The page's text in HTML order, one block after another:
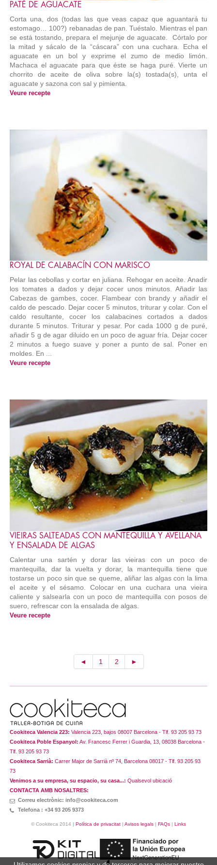
PATÉ DE AGUACATE
Corta una, dos (todas las que veas capaz que aguantará tu
estomago… 100?) rebanadas de pan. Tuéstalo. Mientras el pan
se está tostando, prepara el mejunje de aguacate. Córtalo por
la mitad y sácalo de la “cáscara” con una cuchara. Echa el
aguacate en un bol y exprime el zumo de medio limón.
Machaca el aguacate para que éste se haga puré. Vierte un
chorrito de aceite de oliva sobre la(s) tostada(s), unta el
aguacate y sazona con sal y pimienta.
Veure recepte
ROYAL DE CALABACÍN CON MARISCO
Pelar las cebollas y cortar en juliana. Rehogar en aceite. Anadir
los tomates a dados y dejar cocer unos minutos. Añadir las
Cabezas de gambes, cocer. Flambear con brandy y añadir el
caldo de pescado. Dejar cocer 5 minutos, triturar y colar. Con el
caldo resultante, cocer los calabacines cortados a dados
durante 5 minutos. Triturar y pesar. Por cada 1000 g de puré,
añadir 5 g de agar diluido en un poco de aguar fría. Dejar cocer
2 minutos a fuego suave y poner a punto de sal. Poner en
moldes. En ...
Veure recepte
VIEIRAS SALTEADAS CON MANTEQUILLA Y AVELLANA
Y ENSALADA DE ALGAS
Calentar una sartén y dorar las vieiras con un poco de
mantequilla, dar la vuelta y dorar, la mantequilla tiene que
tostarse un poco sin que se queme, aliñar las algas con la lima
el aceite y el sésamo. Colocar en una cuchara una vieira
caliente y salsearla con un poco de mantequilla con posos de
suero, refrescar con la ensalada de algas.
Veure recepte
◄ 1 2 ►
Cookiteca Valencia 223: Valencia 223, bajos 08007 Barcelona - Tlf. 93 205 93 73
Cookiteca Poble Espanyol: Av. Francesc Ferrer i Guardia, 13, 08038 Barcelona -
Tlf. 93 205 93 73
Cookiteca Sarrià: Carrer Major de Sarrià nº 74, Barcelona 08017 - Tlf. 93 205 93
73
Venimos a su empresa, su espacio, su casa...: Qualsevol ubicació
CONTACTA AMB NOSALTRES:
Correu electrònic: info@cookiteca.com
Telefona : +34 93 205 9373
© Cookiteca 2014 | Política de privacitat | Avisos legals | FAQs | Links